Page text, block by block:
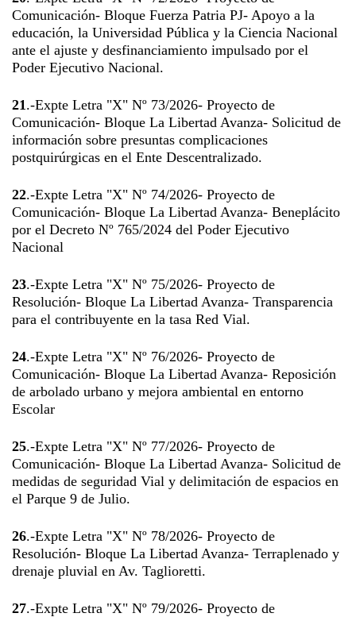
Comunicación- Bloque Fuerza Patria PJ- Apoyo a la
educación, la Universidad Pública y la Ciencia Nacional
ante el ajuste y desfinanciamiento impulsado por el
Poder Ejecutivo Nacional.
21.-Expte Letra "X" Nº 73/2026- Proyecto de
Comunicación- Bloque La Libertad Avanza- Solicitud de
información sobre presuntas complicaciones
postquirúrgicas en el Ente Descentralizado.
22.-Expte Letra "X" Nº 74/2026- Proyecto de
Comunicación- Bloque La Libertad Avanza- Beneplácito
por el Decreto Nº 765/2024 del Poder Ejecutivo
Nacional
23.-Expte Letra "X" Nº 75/2026- Proyecto de
Resolución- Bloque La Libertad Avanza- Transparencia
para el contribuyente en la tasa Red Vial.
24.-Expte Letra "X" Nº 76/2026- Proyecto de
Comunicación- Bloque La Libertad Avanza- Reposición
de arbolado urbano y mejora ambiental en entorno
Escolar
25.-Expte Letra "X" Nº 77/2026- Proyecto de
Comunicación- Bloque La Libertad Avanza- Solicitud de
medidas de seguridad Vial y delimitación de espacios en
el Parque 9 de Julio.
26.-Expte Letra "X" Nº 78/2026- Proyecto de
Resolución- Bloque La Libertad Avanza- Terraplenado y
drenaje pluvial en Av. Taglioretti.
27.-Expte Letra "X" Nº 79/2026- Proyecto de